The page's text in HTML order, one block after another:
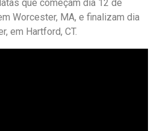
que começam dia 12 de
Worcester, MA, e finalizam dia
em Hartford, CT.